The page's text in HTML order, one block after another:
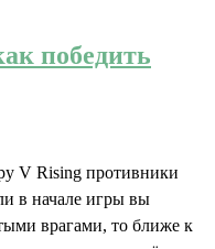
победить
V Rising противники
в начале игры вы
врагами, то ближе к